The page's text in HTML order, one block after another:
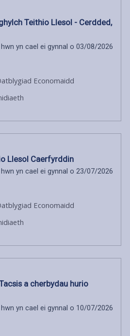
Teithio Llesol - Cerdded,
yn cael ei gynnal o 03/08/2026
Economaidd
Llesol Caerfyrddin
yn cael ei gynnal o 23/07/2026
Economaidd
a cherbydau hurio
yn cael ei gynnal o 10/07/2026